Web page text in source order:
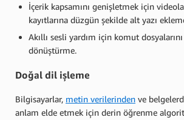
İçerik kapsamını genişletmek için
kayıtlarına düzgün şekilde alt yazı
Akıllı sesli yardım için komut
dönüştürme.
Doğal dil işleme
Bilgisayarlar, metin verilerinden ve
anlam elde etmek için derin öğrenme